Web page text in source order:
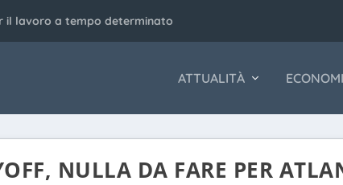
il lavoro a tempo determinato
ATTUALITÀ
NULLA DA FARE PER